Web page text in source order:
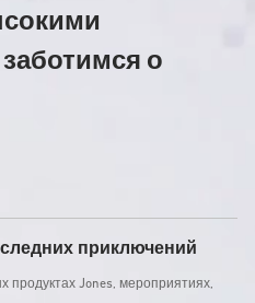
о
приключений
продуктах Jones, мероприятиях,